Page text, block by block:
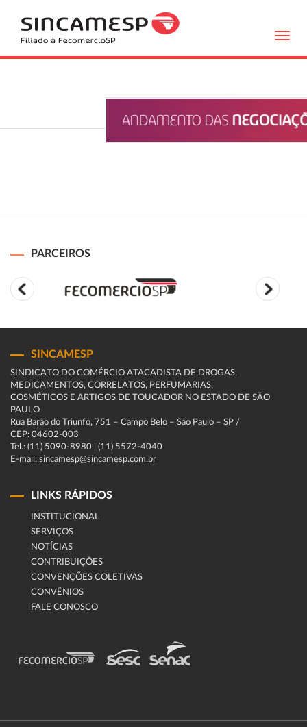
PARCEIROS
SINCAMESP
SINDICATO DO COMÉRCIO ATACADISTA DE DROGAS,
MEDICAMENTOS, CORRELATOS, PERFUMARIAS,
COSMÉTICOS E ARTIGOS DE TOUCADOR NO ESTADO DE SÃO
PAULO
Rua Barão do Triunfo, 751 – Campo Belo – São Paulo – SP /
CEP: 04602-003
Tel.: (11) 5090-8980 | (11) 5572-4040
E-mail: sincamesp@sincamesp.com.br
LINKS RÁPIDOS
INSTITUCIONAL
SERVIÇOS
NOTÍCIAS
CONTRIBUIÇÕES
CONVENÇÕES COLETIVAS
CONVÊNIOS
FALE CONOSCO